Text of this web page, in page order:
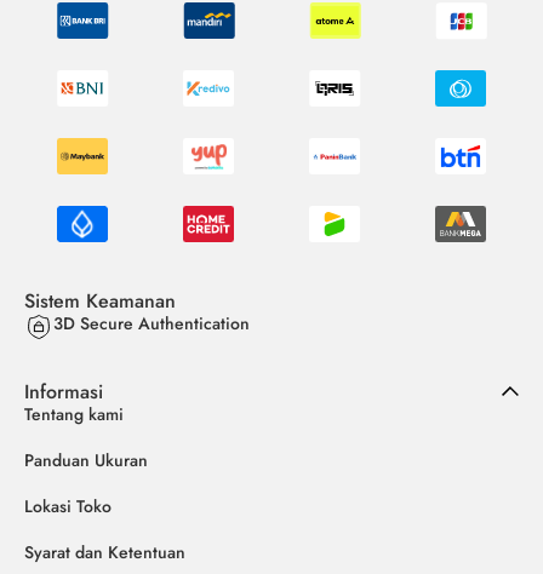
Sistem Keamanan
3D Secure Authentication
Informasi
Tentang kami
Panduan Ukuran
Lokasi Toko
Syarat dan Ketentuan